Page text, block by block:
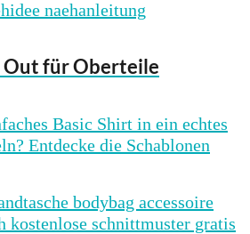
Out für Oberteile
Basic Shirt in ein echtes
Entdecke die Schablonen